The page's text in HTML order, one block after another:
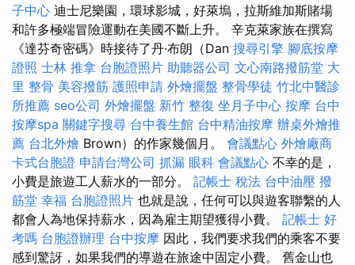
子中心 迪士尼樂園，環球影城，好萊塢，拉斯維加斯賭場
和許多極端冒險運動在美國不斷上升。 辛克萊家族在撰寫
《達芬奇密碼》時接待了丹·布朗（Dan 搜尋引擎 腳底按摩
證照 士林 推拿 台胞證照片 助聽器公司 文心南路撥筋堂 大
里 整骨 美容撥筋 護照申請 外燴擺盤 整骨學徒 竹北中醫診
所推薦 seo公司 外燴擺盤 新竹 整復 坐月子中心 按摩 台中
按摩spa 關鍵字搜尋 台中養生館 台中精油按摩 辦桌外燴推
薦 台北外燴 Brown）的作家幾個月。 會議點心 外燴廠商
卡式台胞證 申請台灣公司 抓漏 眼科 會議點心 不幸的是，
小費是旅遊工人薪水的一部分。 記帳士 稅法 台中油壓 撥
筋堂 幸福 台胞證照片 也就是說，任何可以與遊客聯繫的人
都會人為地保持薪水，因為雇主期望獲得小費。 記帳士 好
考嗎 台胞證辦理 台中按摩 因此，我們要求我們的乘客不要
感到驚訝，如果我們的導遊在旅途中固定小費。 舊金山也